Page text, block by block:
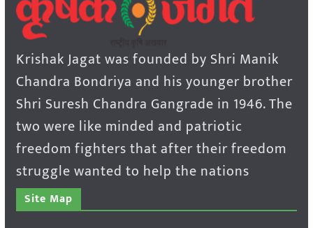
Krishak Jagat was founded by Shri Manik
Chandra Bondriya and his younger brother
Shri Suresh Chandra Gangrade in 1946. The
two were like minded and patriotic
freedom fighters that after their freedom
struggle wanted to help the nations
Site Map